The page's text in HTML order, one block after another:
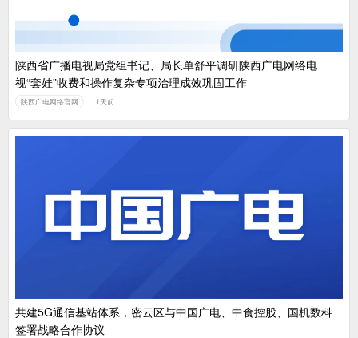
陕西省广播电视局党组书记、局长单舒平调研陕西广电网络电
视“套娃”收费和操作复杂专项治理成效巩固工作
陕西广电网络官网 1天前
共建5G通信基站体系，密云区与中国广电、中食控股、国机数科
签署战略合作协议